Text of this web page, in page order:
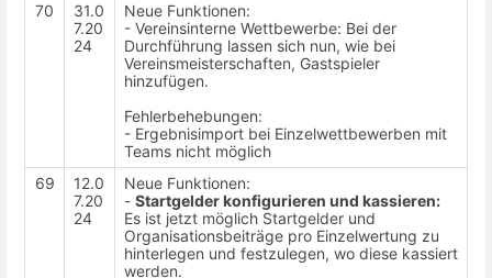
70
31.0
7.20
24
Neue Funktionen:
- Vereinsinterne Wettbewerbe: Bei der
Durchführung lassen sich nun, wie bei
Vereinsmeisterschaften, Gastspieler
hinzufügen.
Fehlerbehebungen:
- Ergebnisimport bei Einzelwettbewerben mit
Teams nicht möglich
69
12.0
7.20
24
Neue Funktionen:
- Startgelder konfigurieren und kassieren:
Es ist jetzt möglich Startgelder und
Organisationsbeiträge pro Einzelwertung zu
hinterlegen und festzulegen, wo diese kassiert
werden.